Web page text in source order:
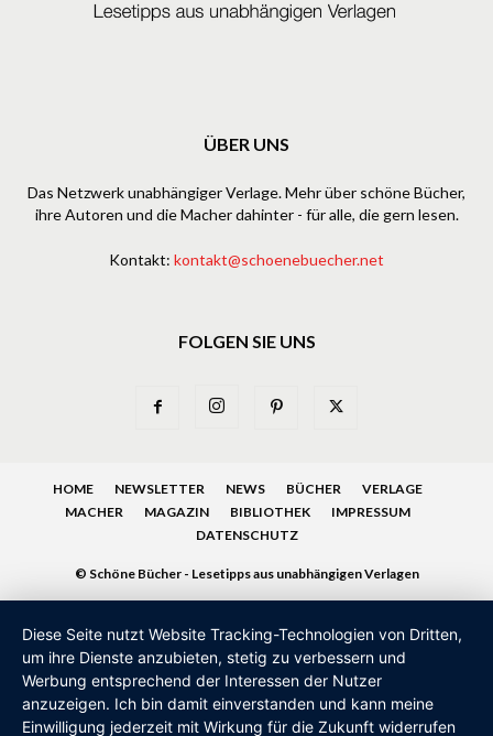
ÜBER UNS
Das Netzwerk unabhängiger Verlage. Mehr über schöne Bücher,
ihre Autoren und die Macher dahinter - für alle, die gern lesen.
Kontakt: kontakt@schoenebuecher.net
FOLGEN SIE UNS
HOME NEWSLETTER NEWS BÜCHER
VERLAGE
MACHER
MAGAZIN BIBLIOTHEK
IMPRESSUM
DATENSCHUTZ
© Schöne Bücher - Lesetipps aus unabhängigen Verlagen
Diese Seite nutzt Website Tracking-Technologien von Dritten,
um ihre Dienste anzubieten, stetig zu verbessern und
Werbung entsprechend der Interessen der Nutzer
anzuzeigen. Ich bin damit einverstanden und kann meine
Einwilligung jederzeit mit Wirkung für die Zukunft widerrufen